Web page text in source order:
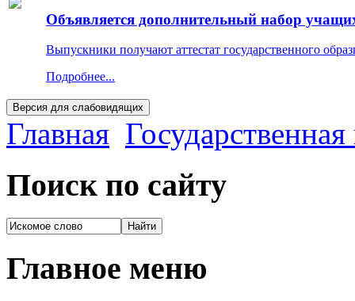
Объявляется дополнительный набор
Выпускники получают аттестат государственного
Подробнее...
Главная Государственная
Поиск по сайту
Главное меню